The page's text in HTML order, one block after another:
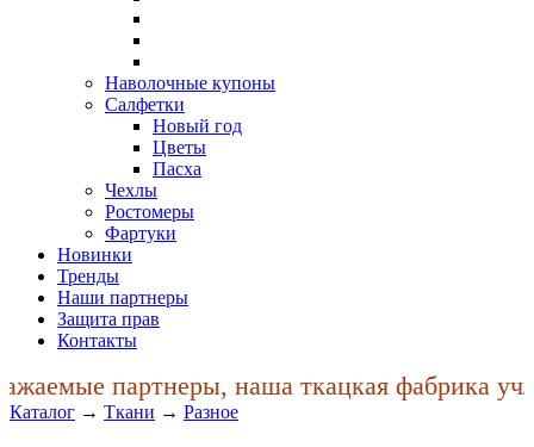
Наволочные купоны
Салфетки
Новый год
Цветы
Пасха
Чехлы
Ростомеры
Фартуки
Новинки
Тренды
Наши партнеры
Защита прав
Контакты
партнеры, наша ткацкая фабрика
Каталог → Ткани → Разное